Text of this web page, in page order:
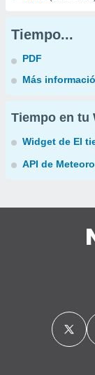
Tiempo...
PDF
Más
Tiempo en tu
Widget de El
API de